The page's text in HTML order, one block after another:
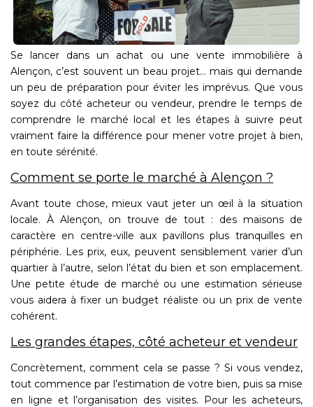
Se lancer dans un achat ou une vente immobilière à
Alençon, c’est souvent un beau projet… mais qui demande
un peu de préparation pour éviter les imprévus. Que vous
soyez du côté acheteur ou vendeur, prendre le temps de
comprendre le marché local et les étapes à suivre peut
vraiment faire la différence pour mener votre projet à bien,
en toute sérénité.
Comment se porte le marché à Alençon ?
Avant toute chose, mieux vaut jeter un œil à la situation
locale. À Alençon, on trouve de tout : des maisons de
caractère en centre-ville aux pavillons plus tranquilles en
périphérie. Les prix, eux, peuvent sensiblement varier d’un
quartier à l’autre, selon l’état du bien et son emplacement.
Une petite étude de marché ou une estimation sérieuse
vous aidera à fixer un budget réaliste ou un prix de vente
cohérent.
Les grandes étapes, côté acheteur et vendeur
Concrètement, comment cela se passe ? Si vous vendez,
tout commence par l’estimation de votre bien, puis sa mise
en ligne et l’organisation des visites. Pour les acheteurs,